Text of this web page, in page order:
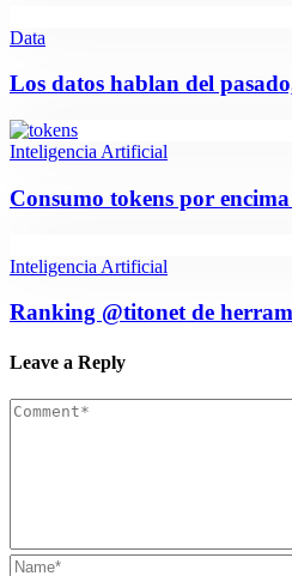
Data
Los datos hablan del
Inteligencia Artificial
Consumo tokens por
Inteligencia Artificial
Ranking @titonet de
Leave a Reply